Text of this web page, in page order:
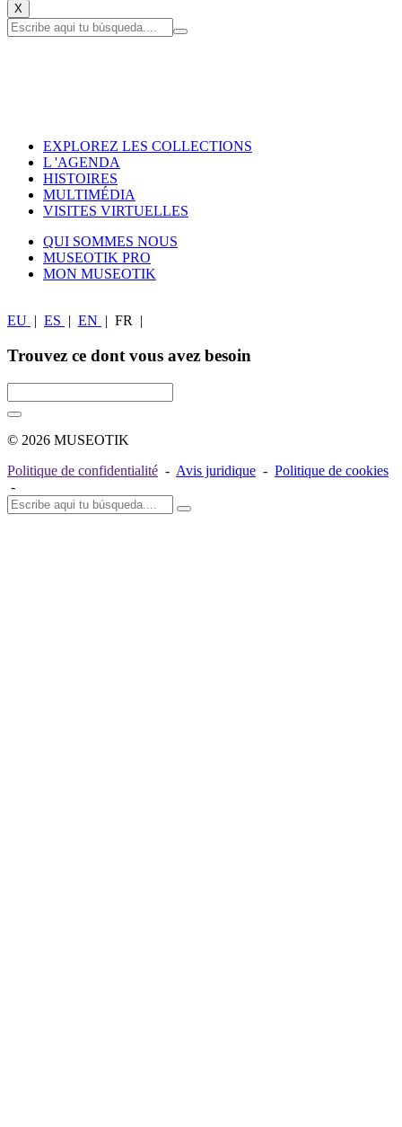
X
EXPLOREZ LES COLLECTIONS
L 'AGENDA
HISTOIRES
MULTIMÉDIA
VISITES VIRTUELLES
QUI SOMMES NOUS
MUSEOTIK PRO
MON MUSEOTIK
EU ES EN FR
Trouvez ce dont vous avez besoin
© 2026 MUSEOTIK
Politique de confidentialité - Avis juridique - Politique de cookies
-